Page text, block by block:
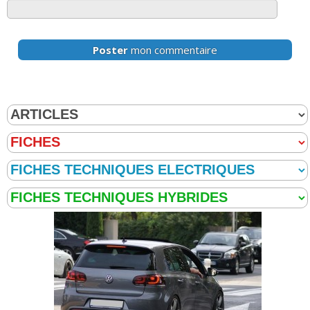
18/20 1.4 TSI 122 ch(0 )
16/20
manuell(0 )
18/20 1.4 TSI 122 ch confortline 30000 km(0
)
1.4 TSI 122 ch confort(0 )
1.4 TSI 122 ch 45000 km, 2009,
confortline(0 )
Poster mon commentaire